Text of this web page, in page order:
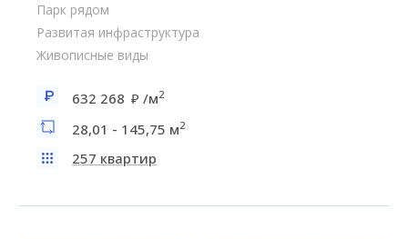
Парк рядом
Развитая инфраструктура
Живописные виды
632 268 /м2
28,01 - 145,75 м2
257 квартир